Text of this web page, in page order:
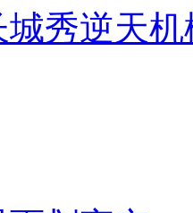
秀逆天机